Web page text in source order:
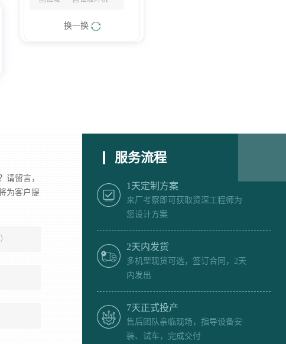
换一换
请留言，
为客户提
服务流程
1天定制方案
来厂考察即可获取资深工程师为
您设计方案
2天内发货
多机型现货可选，签订合同，2天
内发出
7天正式投产
售后团队亲临现场，指导设备安
装、试车，完成交付